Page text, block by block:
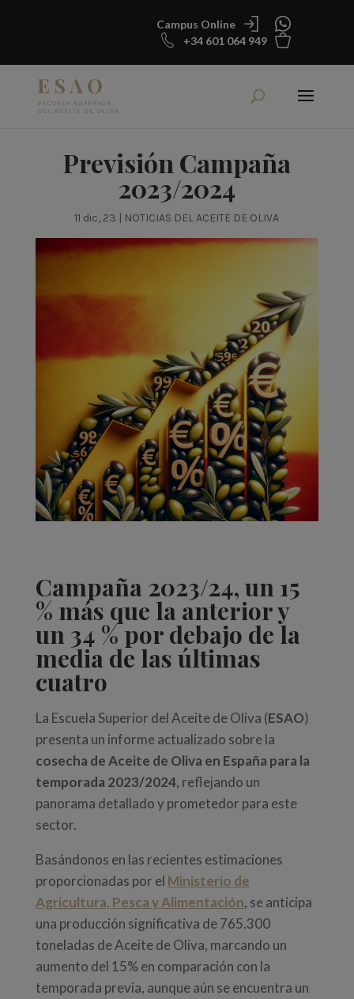
Campus Online
+34 601 064 949
Previsión Campaña
2023/2024
11 dic, 23 | NOTICIAS DEL ACEITE DE OLIVA
Campaña 2023/24, un 15
% más que la anterior y
un 34 % por debajo de la
media de las últimas
cuatro
La Escuela Superior del Aceite de Oliva (ESAO)
presenta un informe actualizado sobre la
cosecha de Aceite de Oliva en España para la
temporada 2023/2024, reflejando un
panorama detallado y prometedor para este
sector.
Basándonos en las recientes estimaciones
proporcionadas por el Ministerio de
Agricultura, Pesca y Alimentación, se anticipa
una producción significativa de 765.300
toneladas de Aceite de Oliva, marcando un
aumento del 15% en comparación con la
temporada previa, aunque aún se encuentra un